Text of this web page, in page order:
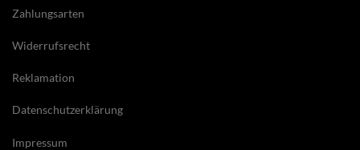
Zahlungsarten
Widerrufsrecht
Reklamation
Datenschutzerklärung
Impressum